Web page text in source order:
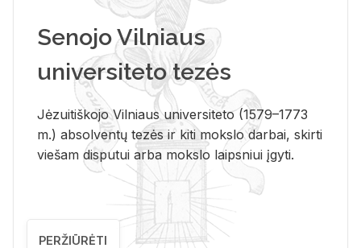
Senojo Vilniaus
universiteto tezės
Jėzuitiškojo Vilniaus universiteto (1579–1773
m.) absolventų tezės ir kiti mokslo darbai, skirti
viešam disputui arba mokslo laipsniui įgyti.
PERŽIŪRĖTI